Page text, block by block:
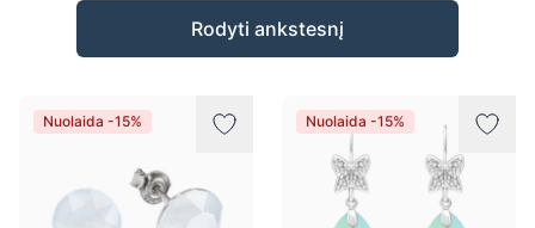
Prekės
Rodyti ankstesnį
Nuolaida -15% Nuolaida -15%